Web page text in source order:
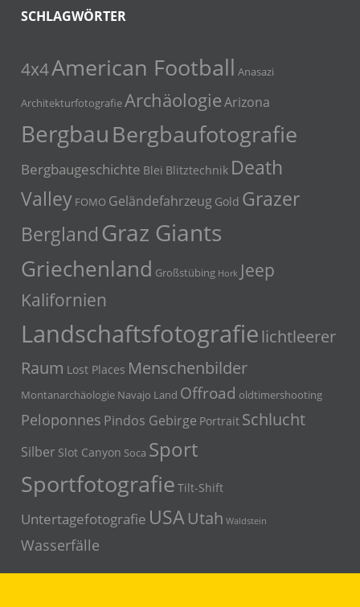
SCHLAGWÖRTER
4x4American Football Anasazi
ArchitekturfotografieArchäologieArizona
BergbauBergbaufotografie
Bergbaugeschichte Blei Blitztechnik Death
Valley FOMO Geländefahrzeug Gold Grazer
Bergland Graz Giants
Griechenland Großstübing Hork Jeep
Kalifornien
Landschaftsfotografie lichtleerer
Raum Lost Places Menschenbilder
Montanarchäologie Navajo Land Offroad oldtimershooting
Peloponnes Pindos Gebirge Portrait Schlucht
Silber Slot Canyon Soca Sport
Sportfotografie Tilt-Shift
Untertagefotografie USAUtah Waldstein
Wasserfälle